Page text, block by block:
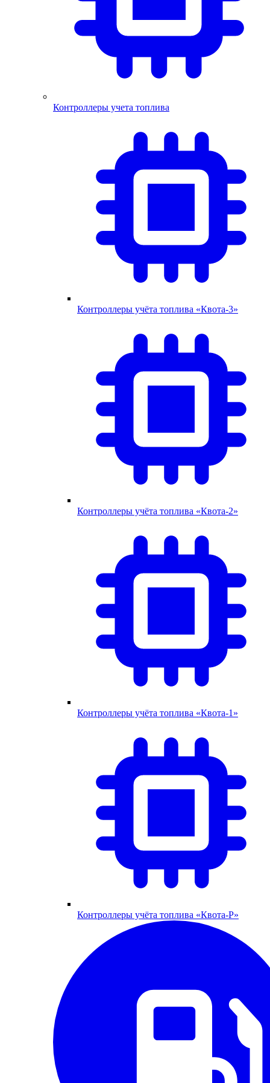
Контроллеры учета топлива
Контроллеры учёта топлива «Квота-3»
Контроллеры учёта топлива «Квота-2»
Контроллеры учёта топлива «Квота-1»
Контроллеры учёта топлива «Квота-Р»